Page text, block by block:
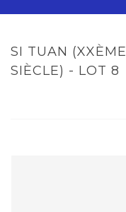
SI TUAN (XXÈME
SIÈCLE) - LOT 8